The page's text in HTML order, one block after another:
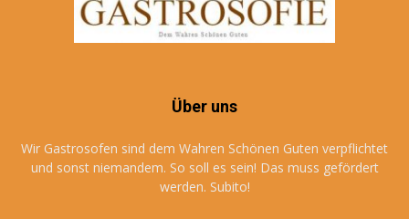
Über uns
Wir Gastrosofen sind dem Wahren Schönen Guten verpflichtet
und sonst niemandem. So soll es sein! Das muss gefördert
werden. Subito!